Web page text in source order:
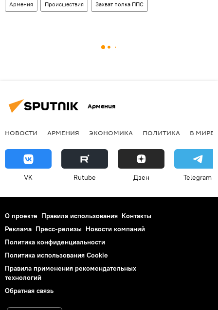
Армения Происшествия Захват полка ППС
Армения
НОВОСТИ АРМЕНИЯ ЭКОНОМИКА ПОЛИТИКА В МИРЕ
VK Rutube Дзен Telegram
О проекте Правила использования Контакты
Реклама Пресс-релизы Новости компаний
Политика конфиденциальности
Политика использования Cookie
Правила применения рекомендательных
технологий
Обратная связь